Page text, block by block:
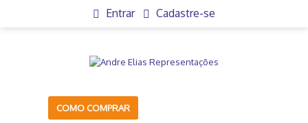
Entrar Cadastre-se
COMO COMPRAR